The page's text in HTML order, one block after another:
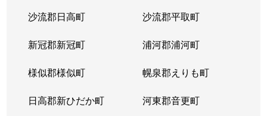
沙流郡日高町 沙流郡平取町
新冠郡新冠町 浦河郡浦河町
様似郡様似町 幌泉郡えりも町
日高郡新ひだか町 河東郡音更町